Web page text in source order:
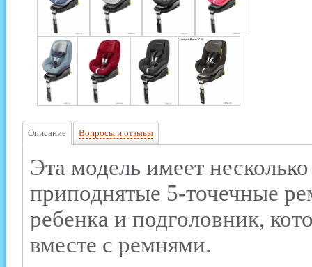
Описание Вопросы и отзывы
Эта модель имеет
приподнятые 5-точечные
ребенка и подголовник,
вместе с ремнями.